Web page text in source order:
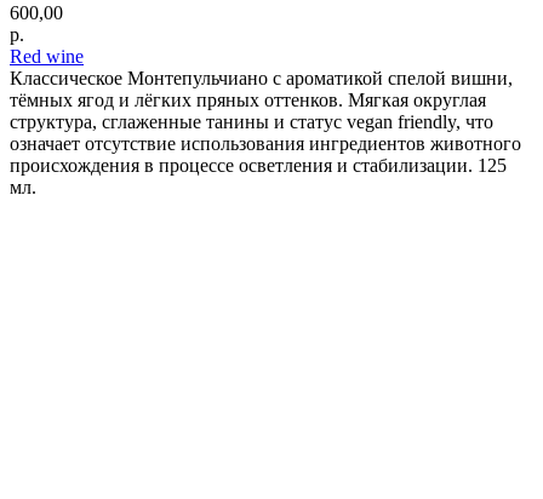
600,00
р.
Red wine
Классическое Монтепульчиано с ароматикой спелой вишни,
тёмных ягод и лёгких пряных оттенков. Мягкая округлая
структура, сглаженные танины и статус vegan friendly, что
означает отсутствие использования ингредиентов животного
происхождения в процессе осветления и стабилизации. 125
мл.